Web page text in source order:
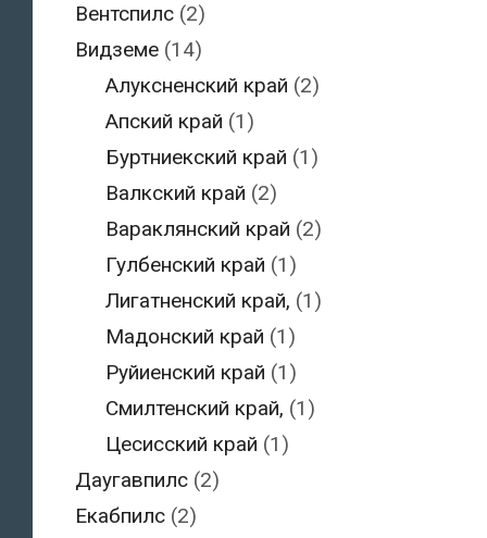
Вентспилс(2)
Видземе(14)
Алуксненский край (2)
Апский край (1)
Буртниекский край (1)
Валкский край (2)
Вараклянский край (2)
Гулбенский край (1)
Лигатненский край, (1)
Мадонский край (1)
Руйиенский край (1)
Смилтенский край, (1)
Цесисский край (1)
Даугавпилс(2)
Екабпилс(2)